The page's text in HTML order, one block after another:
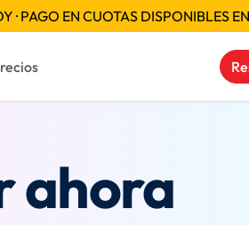
· PAGO EN CUOTAS DISPONIBLES
ahora